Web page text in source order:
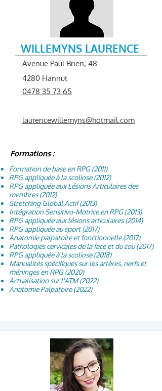
WILLEMYNS LAURENCE
Avenue Paul Brien, 48
4280 Hannut
0478 35 73 65
laurencewillemyns@hotmail.com
Formations :
Formation de base en RPG (2011)
RPG appliquée à la scoliose (2012)
RPG appliquée aux Lésions Articulaires des
membres (2012)
Stretching Global Actif (2013)
Intégration Sensitivo-Motrice en RPG (2013)
RPG appliquée aux lésions articulaires (2014)
RPG appliquée au sport (2017)
Anatomie palpatoire et fonctionnelle (2017)
Pathologies cervicales de la face et du cou (2017)
RPG appliquée à la scoliose (2018)
Manualités spécifiques sur les artères, nerfs et
méninges en RPG (2020)
Actualisation sur l'ATM (2022)
Anatomie Palpatoire (2022)